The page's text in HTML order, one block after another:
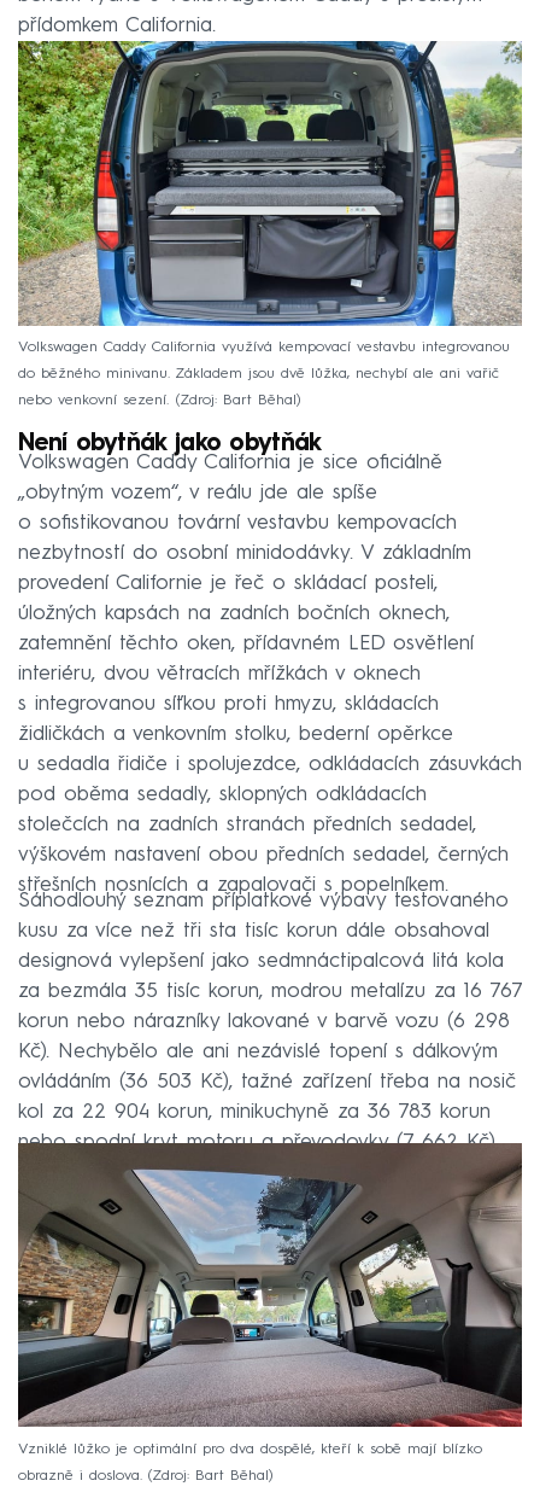
přídomkem California.
Volkswagen Caddy California využívá kempovací vestavbu integrovanou
do běžného minivanu. Základem jsou dvě lůžka, nechybí ale ani vařič
nebo venkovní sezení.
Zdroj: Bart Běhal
Není obytňák jako obytňák
Volkswagen Caddy California je sice oficiálně
„obytným vozem“, v reálu jde ale spíše
o sofistikovanou tovární vestavbu kempovacích
nezbytností do osobní minidodávky. V základním
provedení Californie je řeč o skládací posteli,
úložných kapsách na zadních bočních oknech,
zatemnění těchto oken, přídavném LED osvětlení
interiéru, dvou větracích mřížkách v oknech
s integrovanou síťkou proti hmyzu, skládacích
židličkách a venkovním stolku, bederní opěrkce
u sedadla řidiče i spolujezdce, odkládacích zásuvkách
pod oběma sedadly, sklopných odkládacích
stolečcích na zadních stranách předních sedadel,
výškovém nastavení obou předních sedadel, černých
střešních nosnících a zapalovači s popelníkem.
Sáhodlouhý seznam příplatkové výbavy testovaného
kusu za více než tři sta tisíc korun dále obsahoval
designová vylepšení jako sedmnáctipalcová litá kola
za bezmála 35 tisíc korun, modrou metalízu za 16 767
korun nebo nárazníky lakované v barvě vozu (6 298
Kč). Nechybělo ale ani nezávislé topení s dálkovým
ovládáním (36 503 Kč), tažné zařízení třeba na nosič
kol za 22 904 korun, minikuchyně za 36 783 korun
nebo spodní kryt motoru a převodovky (7 662 Kč).
Vzniklé lůžko je optimální pro dva dospělé, kteří k sobě mají blízko
obrazně i doslova.
Zdroj: Bart Běhal